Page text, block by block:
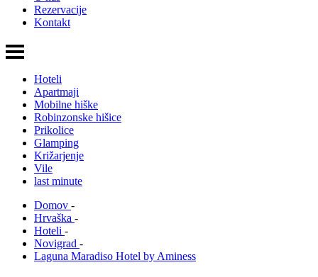
Rezervacije
Kontakt
Hoteli
Apartmaji
Mobilne hiške
Robinzonske hišice
Prikolice
Glamping
Križarjenje
Vile
last minute
Domov -
Hrvaška -
Hoteli -
Novigrad -
Laguna Maradiso Hotel by Aminess